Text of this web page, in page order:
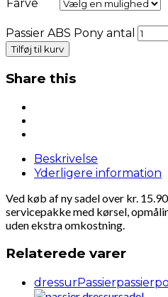
Farve
Passier ABS Pony antal
Tilføj til kurv
Share this
Beskrivelse
Yderligere information
Ved køb af ny sadel over kr.
servicepakke med kørsel,
uden ekstra omkostning.
Relaterede varer
dressurPassier